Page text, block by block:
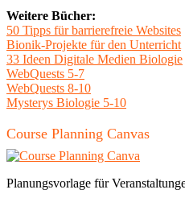
Weitere Bücher:
50 Tipps für barrierefreie Websites
Bionik-Projekte für den Unterricht
33 Ideen Digitale Medien Biologie
WebQuests 5-7
WebQuests 8-10
Mysterys Biologie 5-10
Course Planning Canvas
Planungsvorlage für